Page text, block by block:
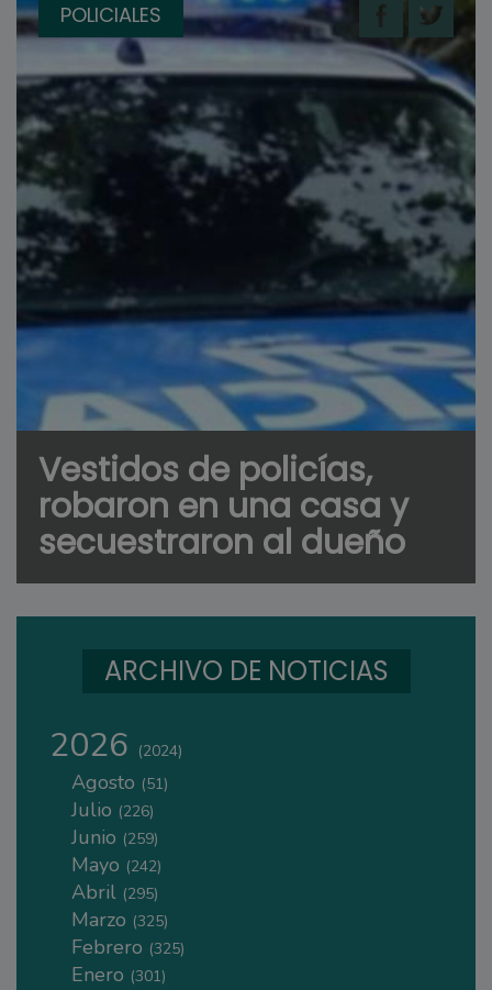
POLICIALES
Vestidos de policías,
robaron en una casa y
secuestraron al dueño
ARCHIVO DE NOTICIAS
2026 (2024)
Agosto (51)
Julio (226)
Junio (259)
Mayo (242)
Abril (295)
Marzo (325)
Febrero (325)
Enero (301)